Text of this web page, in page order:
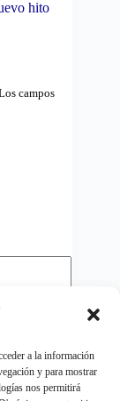
a la información
y para mostrar
nos permitirá
hito
campos